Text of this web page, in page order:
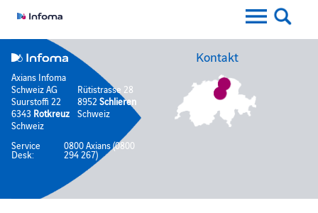
Axians Infoma
Schweiz AG
Suurstoffi 22
6343 Rotkreuz
Schweiz
Rütistrasse 28
8952Schlieren
Schweiz
Service
Desk:
0800 Axians (0800
294 267)
Kontakt